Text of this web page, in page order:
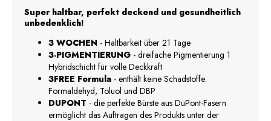
Super haltbar, perfekt deckend und gesundheitlich
unbedenklich!
3 WOCHEN - Haltbarkeit über 21 Tage
3-PIGMENTIERUNG - dreifache Pigmentierung 1
Hybridschicht für volle Deckkraft
3FREE Formula - enthält keine Schadstoffe:
Formaldehyd, Toluol und DBP
DUPONT - die perfekte Bürste aus DuPont-Fasern
ermöglicht das Auftragen des Produkts unter der